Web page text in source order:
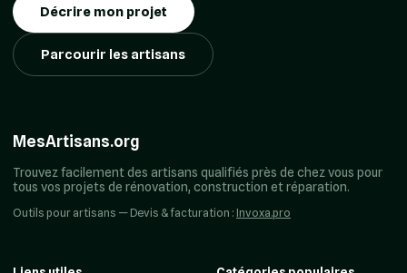
Décrire mon projet
Parcourir les artisans
MesArtisans.org
Trouvez facilement des artisans qualifiés près de chez vous pour
tous vos projets de rénovation, construction et réparation.
Outils pour artisans — Devis & facturation : Invoxa.pro